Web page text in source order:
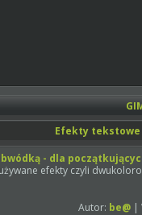
Efekty tekstowe
- dla
efekty czyli
Autor: be@ |